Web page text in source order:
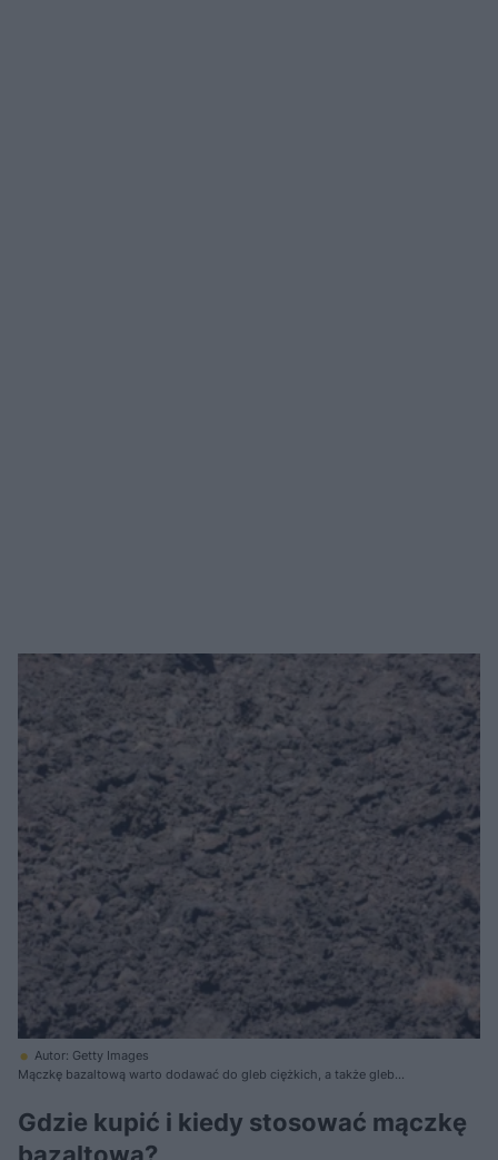
Autor: Getty Images
Mączkę bazaltową warto dodawać do gleb ciężkich, a także gleb
Gdzie kupić i kiedy stosować mączkę